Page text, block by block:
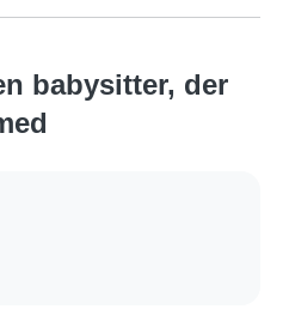
babysitter, der